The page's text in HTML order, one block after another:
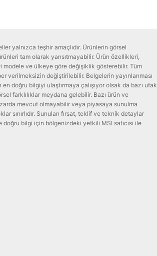
yalnızca teşhir amaçlıdır. Ürünlerin görsel
tam olarak yansıtmayabilir. Ürün özellikleri,
modele ve ülkeye göre değişiklik gösterebilir. Tüm
verilmeksizin değiştirilebilir. Belgelerin yayınlanması
en doğru bilgiyi ulaştırmaya çalışıyor olsak da bazı ufak
farklılıklar meydana gelebilir. Bazı ürün ve
mevcut olmayabilir veya piyasaya sunulma
sınırlıdır. Sunulan fırsat, teklif ve teknik detaylar
doğru bilgi için bölgenizdeki yetkili MSI satıcısı ile